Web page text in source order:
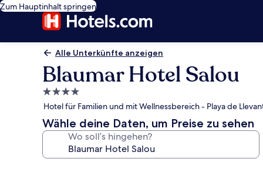
Zum Hauptinhalt springen
Alle Unterkünfte anzeigen
Blaumar Hotel Salou
4.0-
Sterne-
Unterkunft
Hotel für Familien und mit Wellnessbereich - Playa de
Wähle deine Daten, um Preise zu sehen
Wo soll’s hingehen?